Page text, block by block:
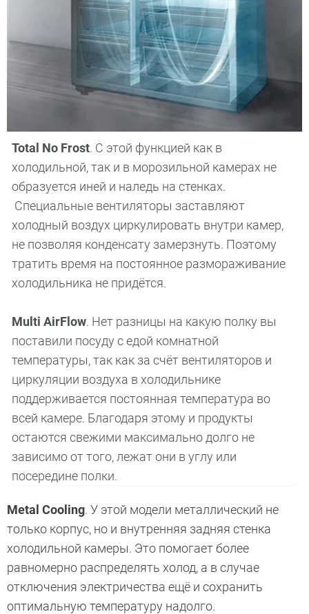
Total No Frost. С этой функцией как в
холодильной, так и в морозильной камерах не
образуется иней и наледь на стенках.
Специальные вентиляторы заставляют
холодный воздух циркулировать внутри камер,
не позволяя конденсату замерзнуть. Поэтому
тратить время на постоянное размораживание
холодильника не придётся.
Multi AirFlow. Нет разницы на какую полку вы
поставили посуду с едой комнатной
температуры, так как за счёт вентиляторов и
циркуляции воздуха в холодильнике
поддерживается постоянная температура во
всей камере. Благодаря этому и продукты
остаются свежими максимально долго не
зависимо от того, лежат они в углу или
посередине полки.
Metal Cooling. У этой модели металлический не
только корпус, но и внутренняя задняя стенка
холодильной камеры. Это помогает более
равномерно распределять холод, а в случае
отключения электричества ещё и сохранить
оптимальную температуру надолго.